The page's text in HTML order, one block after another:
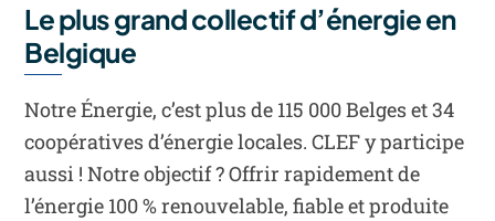
Le plus grand collectif d’énergie en
Belgique
Notre Énergie, c’est plus de 115 000 Belges et 34
coopératives d’énergie locales. CLEF y participe
aussi ! Notre objectif ? Offrir rapidement de
l’énergie 100 % renouvelable, fiable et produite